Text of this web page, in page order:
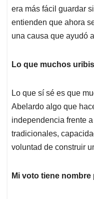
era más fácil guardar
entienden que ahora
una causa que ayudó
Lo que muchos
Lo que sí sé es que
Abelardo algo que
independencia frente
tradicionales,
voluntad de construir
Mi voto tiene nombre